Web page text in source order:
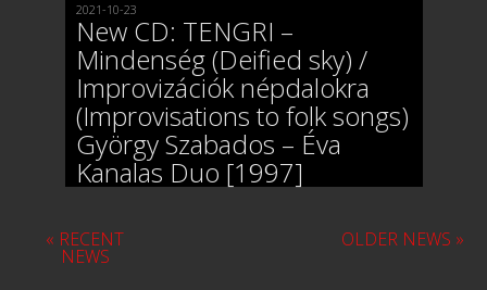
2021-10-23
New CD: TENGRI –
Mindenség (Deified sky) /
Improvizációk népdalokra
(Improvisations to folk songs)
György Szabados – Éva
Kanalas Duo [1997]
« RECENT
NEWS
OLDER NEWS »